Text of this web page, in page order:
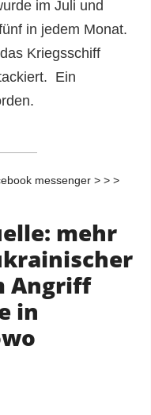
im Juli und
in jedem Monat.
Kriegsschiff
Ein
messenger > > >
mehr
Angriff
in